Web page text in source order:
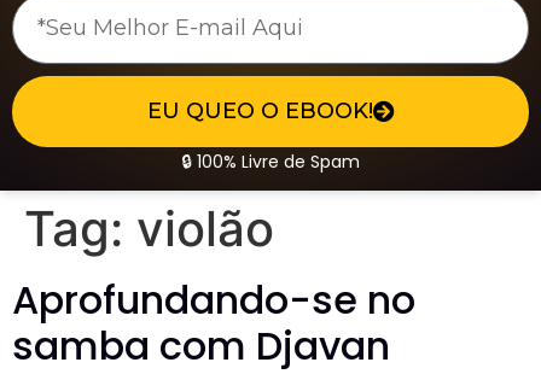
EU QUEO O EBOOK!
🔒 100% Livre de Spam
Tag: violão
Aprofundando-se no
samba com Djavan